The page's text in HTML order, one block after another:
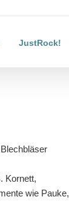
JustRock!
Kornett,
wie Pauke,